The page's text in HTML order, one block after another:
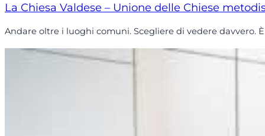
La Chiesa Valdese – Unione delle Chiese
Andare oltre i luoghi comuni. Scegliere di vedere